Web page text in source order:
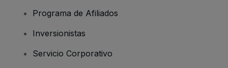
Programa de Afiliados
Inversionistas
Servicio Corporativo